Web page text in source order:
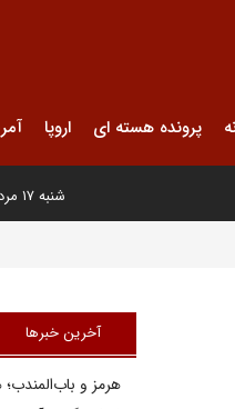
پرونده هسته ای اروپا
شنبه ۱۷ مرداد ۱۴۰۵
آخرین خبرها
هرمز و